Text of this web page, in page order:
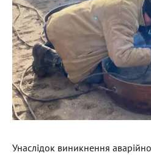
Унаслідок виникнення